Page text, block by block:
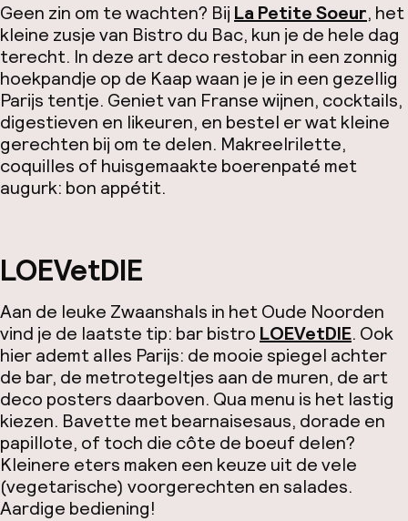
Geen zin om te wachten? Bij La Petite Soeur, het
kleine zusje van Bistro du Bac, kun je de hele dag
terecht. In deze art deco restobar in een zonnig
hoekpandje op de Kaap waan je je in een gezellig
Parijs tentje. Geniet van Franse wijnen, cocktails,
digestieven en likeuren, en bestel er wat kleine
gerechten bij om te delen. Makreelrilette,
coquilles of huisgemaakte boerenpaté met
augurk: bon appétit.
LOEVetDIE
Aan de leuke Zwaanshals in het Oude Noorden
vind je de laatste tip: bar bistro LOEVetDIE. Ook
hier ademt alles Parijs: de mooie spiegel achter
de bar, de metrotegeltjes aan de muren, de art
deco posters daarboven. Qua menu is het lastig
kiezen. Bavette met bearnaisesaus, dorade en
papillote, of toch die côte de boeuf delen?
Kleinere eters maken een keuze uit de vele
(vegetarische) voorgerechten en salades.
Aardige bediening!